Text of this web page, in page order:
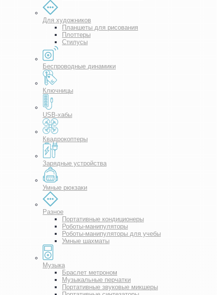
Для художников
Планшеты для рисования
Плоттеры
Стилусы
Беспроводные динамики
Ключницы
USB-хабы
Квадрокоптеры
Зарядные устройства
Умные рюкзаки
Разное
Портативные кондиционеры
Роботы-манипуляторы
Роботы-манипуляторы для учебы
Умные шахматы
Музыка
Браслет метроном
Музыкальные перчатки
Портативные звуковые микшеры